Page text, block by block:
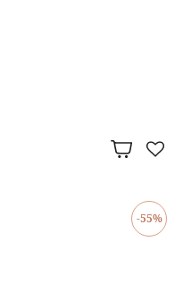
-55%